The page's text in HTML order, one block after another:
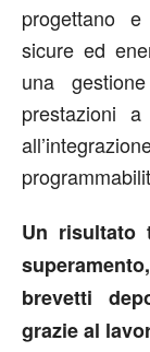
progettano e
sicure ed
una
prestazioni
Un risultato
brevetti
grazie al